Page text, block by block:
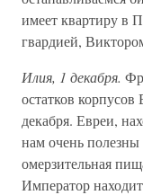
имеет квартиру в
гвардией,
Илия, 1 декабря.
остатков
декабря. Евреи,
нам очень
омерзительная
Император